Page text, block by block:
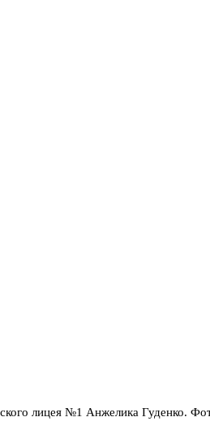
лицея №1 Анжелика Гуденко.